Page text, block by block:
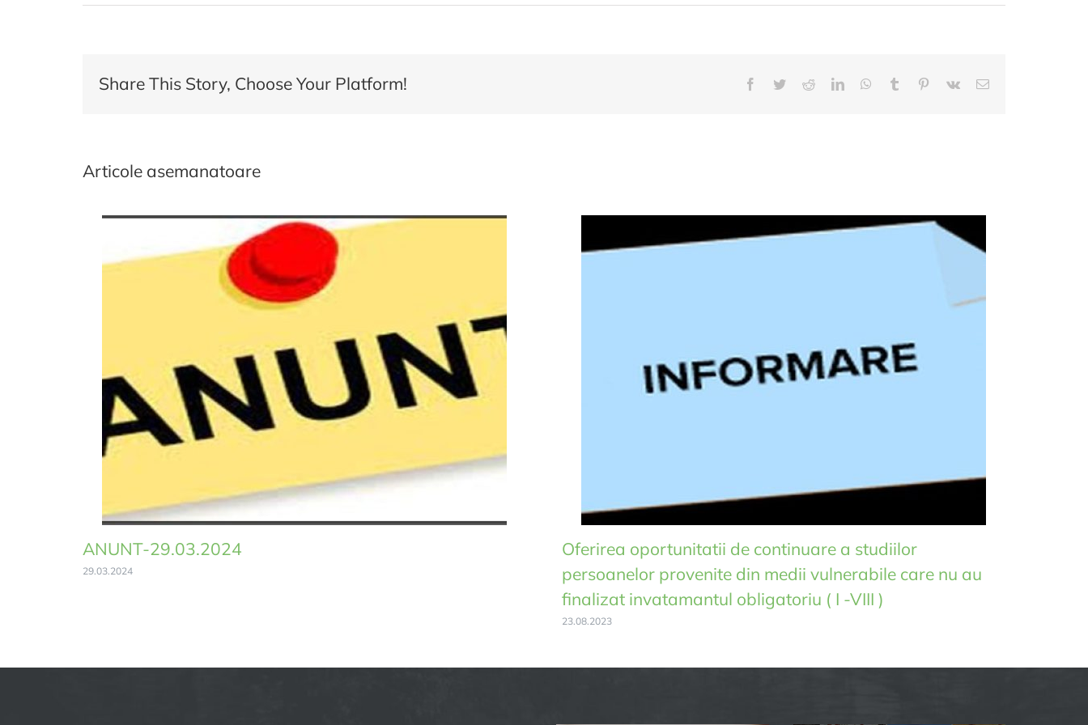
Angajare
Share This Story, Choose Your Platform! Facebook
TwitterRedditLinkedInWhatsApp
Tumblr Pinterest
Vk
E-
Articole asemanatoare
ANUNT-29.03.2024
29.03.2024
Oferirea oportunitatii de continuare a studiilor
persoanelor provenite din medii vulnerabile care nu au
finalizat invatamantul obligatoriu ( I -VIII )
23.08.2023